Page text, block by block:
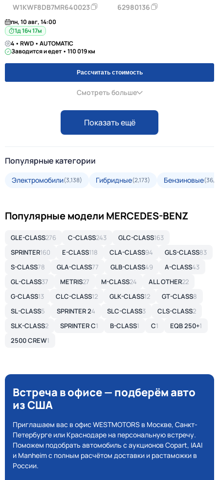
W1KWF8DB7MR640023 62980136
пн, 10 авг, 14:00
1д 16ч 17м
4 • RWD • AUTOMATIC
Заводится и едет • 110 019 км
Рассчитать стоимость
Смотреть больше
Показать ещё
Популярные категории
Электромобили(3,138) Гибридные(2,173) Бензиновые
Популярные модели MERCEDES-BENZ
GLE-CLASS276 C-CLASS243 GLC-CLASS163
SPRINTER160 E-CLASS118 CLA-CLASS94 GLS-CLASS83
S-CLASS78 GLA-CLASS77 GLB-CLASS49 A-CLASS43
GL-CLASS37 METRIS27 M-CLASS24 ALL OTHER22
G-CLASS13 CLC-CLASS12 GLK-CLASS12 GT-CLASS8
SL-CLASS5 SPRINTER 24 SLC-CLASS3 CLS-CLASS2
SLK-CLASS2 SPRINTER C1 B-CLASS1 C1 EQB 250+1
2500 CREW1
Встреча в офисе — подберём авто
из США
Приглашаем вас в офис WESTMOTORS в Москве, Санкт-
Петербурге или Краснодаре на персональную встречу.
Поможем подобрать автомобиль с аукционов Copart, IAAI
и Manheim с полным расчётом доставки и растаможки в
России.